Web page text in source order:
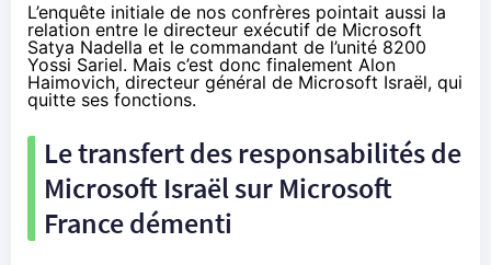
L’enquête initiale de nos confrères pointait aussi la
relation entre le directeur exécutif de Microsoft
Satya Nadella et le commandant de l’unité 8200
Yossi Sariel. Mais c’est donc finalement Alon
Haimovich, directeur général de Microsoft Israël, qui
quitte ses fonctions.
Le transfert des responsabilités de
Microsoft Israël sur Microsoft
France démenti